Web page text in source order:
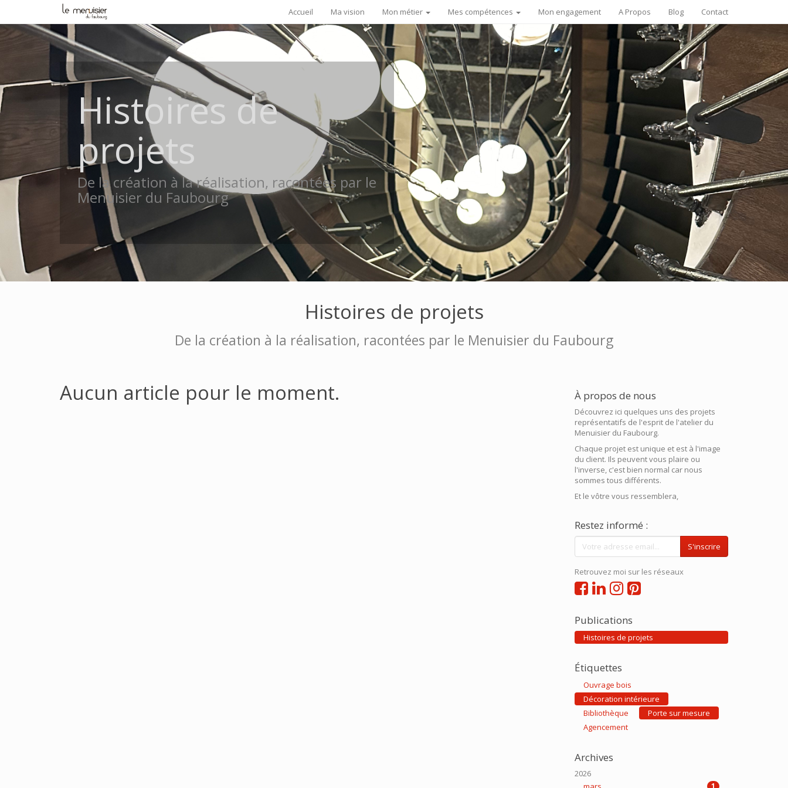
Accueil Ma vision Mon métier Mes compétences Mon engagement A Propos Blog Contact
Histoires de
projets
De la création à la réalisation, racontées par le
Menuisier du Faubourg
Histoires de projets
De la création à la réalisation, racontées par le Menuisier du Faubourg
Aucun article pour le moment. À propos de nous
Découvrez ici quelques uns des projets
représentatifs de l'esprit de l'atelier du
Menuisier du Faubourg.
Chaque projet est unique et est à l'image
du client. Ils peuvent vous plaire ou
l'inverse, c'est bien normal car nous
sommes tous différents.
Et le vôtre vous ressemblera,
Restez informé :
S'inscrire
Retrouvez moi sur les réseaux
Publications
Histoires de projets
Étiquettes
Ouvrage bois
Décoration intérieure
Bibliothèque
Porte sur mesure
Agencement
Archives
2026
1